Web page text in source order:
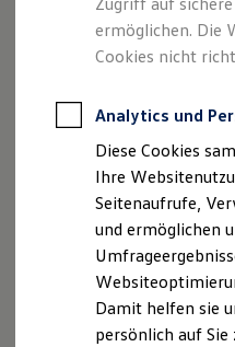
Kfz-
Garantien
Professional
Behörden
Direktkunden
Anpfiff zum
Elektromobilität
Elektroautos
ID. Tutorials
ID. EVERY1
Reichweite
Entdecken Sie den
ermöglichen. Die
Cookies nicht
Analytics und
Diese Cookies
Ihre
Seitenaufrufe,
und ermöglichen
Damit helfen sie
persönlich auf Sie